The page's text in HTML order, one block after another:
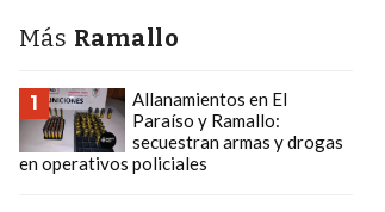
Más Ramallo
1
Allanamientos en El
Paraíso y Ramallo:
secuestran armas y drogas
en operativos policiales